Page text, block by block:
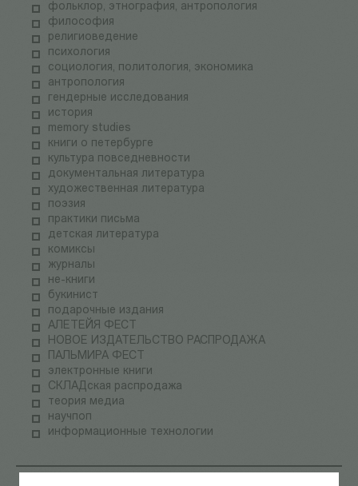
фольклор, этнография, антропология
философия
религиоведение
психология
социология, политология, экономика
антропология
гендерные исследования
история
memory studies
книги о петербурге
культура повседневности
документальная литература
художественная литература
поэзия
практики письма
детская литература
комиксы
журналы
не-книги
букинист
подарочные издания
АЛЕТЕЙЯ ФЕСТ
НОВОЕ ИЗДАТЕЛЬСТВО РАСПРОДАЖА
ПАЛЬМИРА ФЕСТ
электронные книги
СКЛАДская распродажа
теория медиа
научпоп
информационные технологии